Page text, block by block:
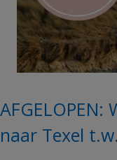
AFGELOPEN:
naar Texel